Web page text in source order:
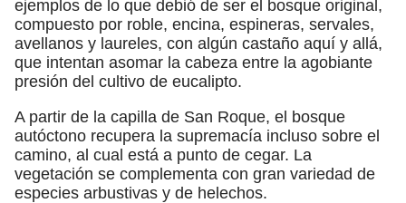
ejemplos de lo que debió de ser el bosque original,
compuesto por roble, encina, espineras, servales,
avellanos y laureles, con algún castaño aquí y allá,
que intentan asomar la cabeza entre la agobiante
presión del cultivo de eucalipto.
A partir de la capilla de San Roque, el bosque
autóctono recupera la supremacía incluso sobre el
camino, al cual está a punto de cegar. La
vegetación se complementa con gran variedad de
especies arbustivas y de helechos.